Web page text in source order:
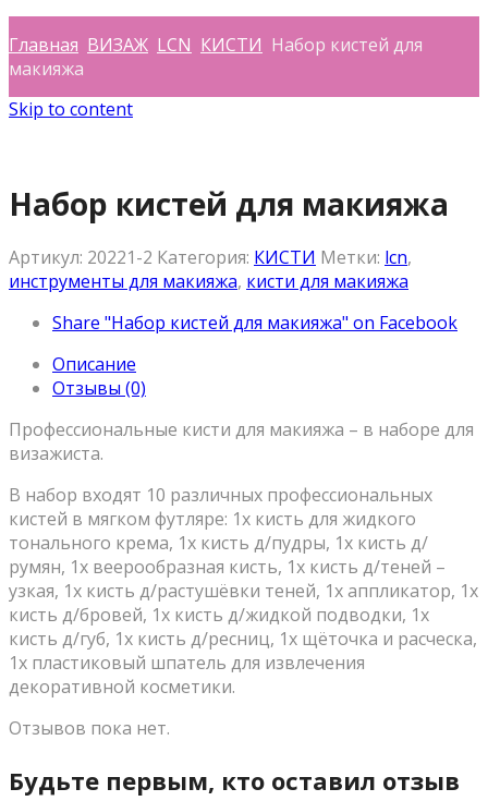
Главная ВИЗАЖ LCN КИСТИ Набор кистей для
макияжа
Skip to content
Набор кистей для макияжа
Артикул: 20221-2 Категория: КИСТИ Метки: lcn,
инструменты для макияжа, кисти для макияжа
Share "Набор кистей для макияжа" on Facebook
Описание
Отзывы (0)
Профессиональные кисти для макияжа – в наборе для
визажиста.
В набор входят 10 различных профессиональных
кистей в мягком футляре: 1х кисть для жидкого
тонального крема, 1x кисть д/пудры, 1x кисть д/
румян, 1х веерообразная кисть, 1х кисть д/теней –
узкая, 1х кисть д/растушёвки теней, 1х аппликатор, 1х
кисть д/бровей, 1x кисть д/жидкой подводки, 1x
кисть д/губ, 1х кисть д/ресниц, 1х щёточка и расческа,
1x пластиковый шпатель для извлечения
декоративной косметики.
Отзывов пока нет.
Будьте первым, кто оставил отзыв